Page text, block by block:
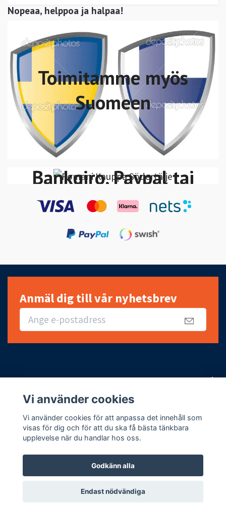
Nopeaa, helppoa ja halpaa!
Toimitamme myös
Suomeen
Voit maksaa Swish,
VISA/MasterCard
Bankgiro, Paypal tai
Klarna Lasku-Maksa
30 päivän kuluessa
Anmäl dig till vår nyhetsbrev
Fotmeny
© 2026 Romani Kauppa Södertälje
Vi använder cookies
Vi använder cookies för att anpassa det innehåll som
visas för dig och för att du ska få bästa tänkbara
upplevelse när du handlar hos oss.
Godkänn alla
Endast nödvändiga